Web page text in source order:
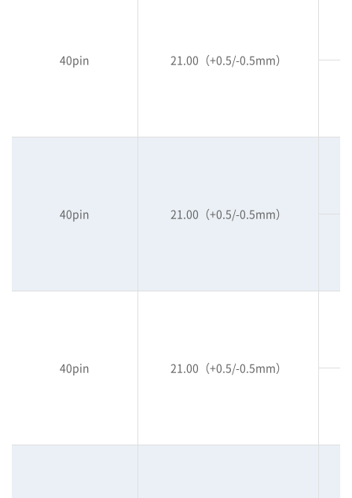
40pin 21.00（+0.5/-0.5mm）
40pin 21.00（+0.5/-0.5mm）
40pin 21.00（+0.5/-0.5mm）